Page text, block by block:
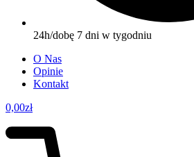
24h/dobę 7 dni w tygodniu
O Nas
Opinie
Kontakt
0,00zł